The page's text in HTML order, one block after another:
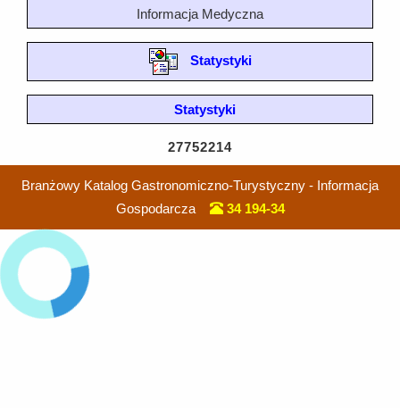
Informacja Medyczna
Statystyki
Statystyki
27752214
Branżowy Katalog Gastronomiczno-Turystyczny - Informacja
Gospodarcza
34 194-34